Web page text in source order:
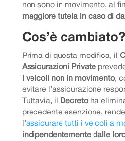
non sono in movimento, al
maggiore tutela in caso di
Cos’è cambiato?
Prima di questa modifica, il
Assicurazioni Private
i veicoli non in movimento,
evitare l’assicurazione
Tuttavia, il
Decretoha
precedente esenzione,
l’assicurare tutti i veicoli a
indipendentemente dalle